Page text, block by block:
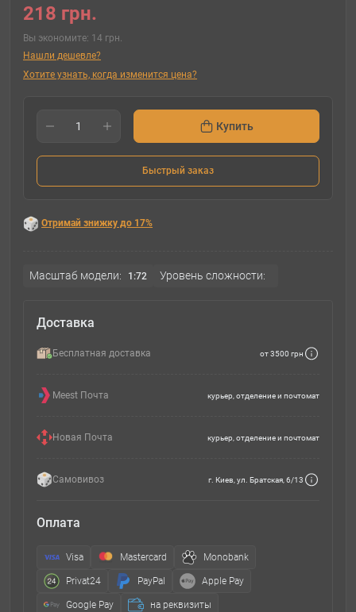
218 грн.
Вы экономите: 14 грн.
Нашли дешевле?
Хотите узнать, когда изменится цена?
Купить
Быстрый заказ
Отримай знижку до 17%
Масштаб модели: 1:72 Уровень сложности:
Доставка
Бесплатная доставка от 3500 грн
Meest Почта курьер, отделение и почтомат
Новая Почта курьер, отделение и почтомат
Самовивоз г. Киев, ул. Братская, 6/13
Оплата
Visa Mastercard Monobank
Privat24 PayPal Apple Pay
Google Pay на реквизиты